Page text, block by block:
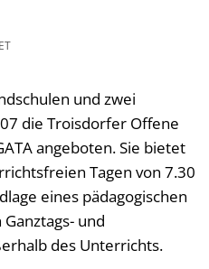
und zwei
die Troisdorfer Offene
angeboten. Sie bietet
Tagen von 7.30
eines pädagogischen
und
des Unterrichts.